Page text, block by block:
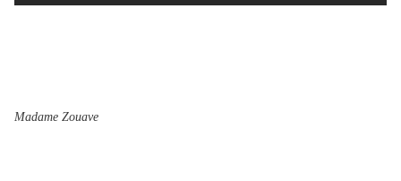
Madame Zouave